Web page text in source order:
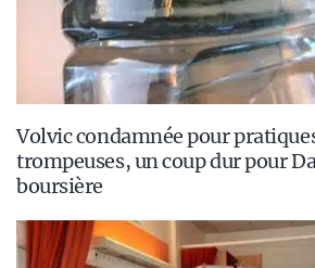
Volvic condamnée pour
trompeuses, un coup dur pour
boursière